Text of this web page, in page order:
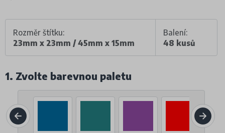
Rozměr štítku:
23mm x 23mm / 45mm x 15mm
Balení:
48 kusů
1. Zvolte barevnou paletu